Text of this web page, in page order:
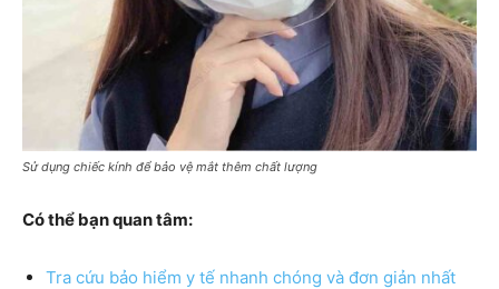
Sử dụng chiếc kính để bảo vệ mắt thêm chất lượng
Có thể bạn quan tâm:
Tra cứu bảo hiểm y tế nhanh chóng và đơn giản nhất